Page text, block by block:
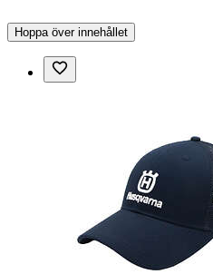
Hoppa över innehållet